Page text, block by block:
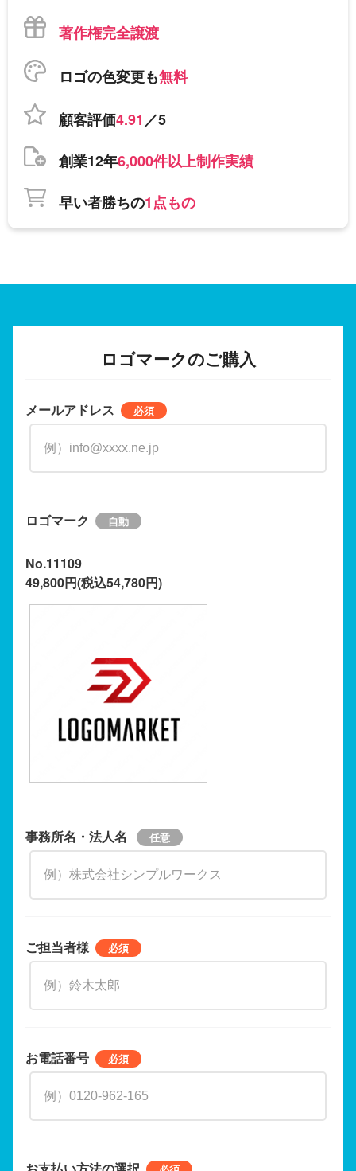
著作権完全譲渡
ロゴの色変更も無料
顧客評価4.91／5
創業12年6,000件以上制作実績
早い者勝ちの1点もの
ロゴマークのご購入
メールアドレス
ロゴマーク
No.11109
49,800円(税込54,780円)
事務所名・法人名
ご担当者様
お電話番号